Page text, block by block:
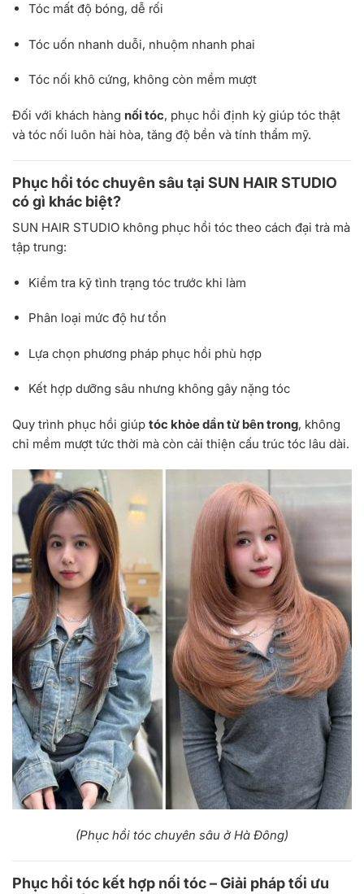
Tóc mất độ bóng, dễ rối
Tóc uốn nhanh duỗi, nhuộm nhanh phai
Tóc nối khô cứng, không còn mềm mượt
Đối với khách hàng nối tóc, phục hồi định kỳ giúp tóc thật
và tóc nối luôn hài hòa, tăng độ bền và tính thẩm mỹ.
Phục hồi tóc chuyên sâu tại SUN HAIR STUDIO
có gì khác biệt?
SUN HAIR STUDIO không phục hồi tóc theo cách đại trà mà
tập trung:
Kiểm tra kỹ tình trạng tóc trước khi làm
Phân loại mức độ hư tổn
Lựa chọn phương pháp phục hồi phù hợp
Kết hợp dưỡng sâu nhưng không gây nặng tóc
Quy trình phục hồi giúp tóc khỏe dần từ bên trong, không
chỉ mềm mượt tức thời mà còn cải thiện cấu trúc tóc lâu dài.
(Phục hồi tóc chuyên sâu ở Hà Đông)
Phục hồi tóc kết hợp nối tóc – Giải pháp tối ưu